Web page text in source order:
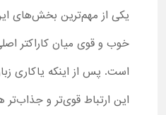
یکی از مهم‌ترین بخش‌های این
خوب و قوی میان کاراکتر
است. پس از اینکه یاکاری
این ارتباط قوی‌تر و